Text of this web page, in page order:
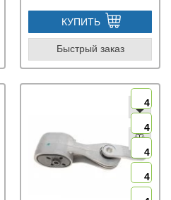
КУПИТЬ
Быстрый заказ
4
4
4
4